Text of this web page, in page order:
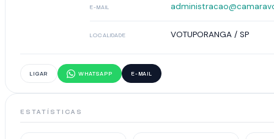
E-MAIL
LOCALIDADE VOTUPORANGA / SP
LIGAR WHATSAPP E-MAIL
ESTATÍSTICAS